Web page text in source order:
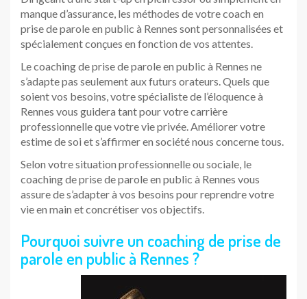
manque d’assurance, les méthodes de votre coach en
prise de parole en public à Rennes sont personnalisées et
spécialement conçues en fonction de vos attentes.
Le coaching de prise de parole en public à Rennes ne
s’adapte pas seulement aux futurs orateurs. Quels que
soient vos besoins, votre spécialiste de l’éloquence à
Rennes vous guidera tant pour votre carrière
professionnelle que votre vie privée. Améliorer votre
estime de soi et s’affirmer en société nous concerne tous.
Selon votre situation professionnelle ou sociale, le
coaching de prise de parole en public à Rennes vous
assure de s’adapter à vos besoins pour reprendre votre
vie en main et concrétiser vos objectifs.
Pourquoi suivre un coaching de prise de
parole en public à Rennes ?